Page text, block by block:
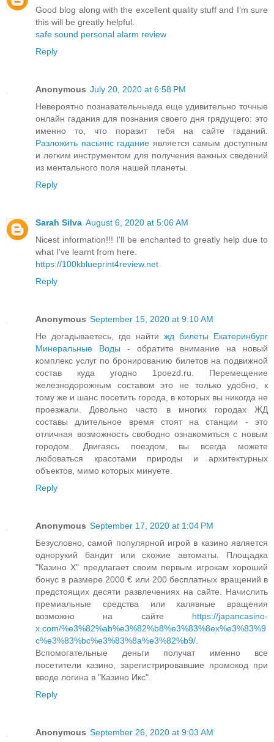
Good blog along with the excellent quality stuff and I’m sure
this will be greatly helpful.
safe sound personal alarm review
Reply
Anonymous July 20, 2020 at 6:58 PM
Невероятно познавательныеда еще удивительно точные
онлайн гадания для познания своего дня грядущего: это
именно то, что поразит тебя на сайте гаданий.
Разложить пасьянс гадание является самым доступным
и легким инструментом для получения важных сведений
из ментального поля нашей планеты.
Reply
Sarah Silva August 6, 2020 at 5:06 AM
Nicest information!!! I'll be enchanted to greatly help due to
what I've learnt from here.
https://100kblueprint4review.net
Reply
Anonymous September 15, 2020 at 9:10 AM
Не догадываетесь, где найти жд билеты Екатеринбург
Минеральные Воды - обратите внимание на новый
комплекс услуг по бронированию билетов на подвижной
состав куда угодно 1poezd.ru. Перемещение
железнодорожным составом это не только удобно, к
тому же и шанс посетить города, в которых вы никогда не
проезжали. Довольно часто в многих городах ЖД
составы длительное время стоят на станции - это
отличная возможность свободно ознакомиться с новым
городом. Двигаясь поездом, вы всегда можете
любоваться красотами природы и архитектурных
объектов, мимо которых минуете.
Reply
Anonymous September 17, 2020 at 1:04 PM
Безусловно, самой популярной игрой в казино является
однорукий бандит или схожие автоматы. Площадка
"Казино Х" предлагает своим первым игрокам хороший
бонус в размере 2000 € или 200 бесплатных вращений в
предстоящих десяти развлечениях на сайте. Начислить
премиальные средства или халявные вращения
возможно на сайте https://japancasino-
x.com/%e3%82%ab%e3%82%b8%e3%83%8ex%e3%83%9
c%e3%83%bc%e3%83%8a%e3%82%b9/
Вспомогательные деньги получат именно все
посетители казино, зарегистрировавшие промокод при
вводе логина в "Казино Икс".
Reply
Anonymous September 26, 2020 at 9:03 AM